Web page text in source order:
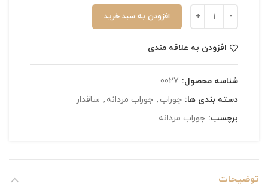
افزودن به سبد خرید
افزودن به علاقه مندی
شناسه محصول: 0027
دسته بندی ها: جوراب , جوراب مردانه , ساقدار
برچسب: جوراب مردانه
توضیحات